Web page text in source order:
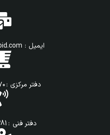
ایمیل : info@sarvsepid.com
دفتر مرکزی : ۸۸۶۰۰۳۷۰- 021
دفتر فنی : ۶۱۱۹۲۳81- 021